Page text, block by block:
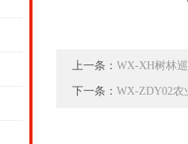
上一条： WX-XH树林
下一条： WX-ZDY02农